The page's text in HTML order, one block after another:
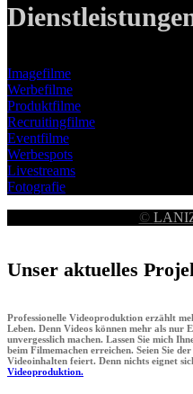
Imagefilme
Werbefilme
Produktfilme
Recruitingfilme
Eventfilme
Werbespots
Livestreams
Fotografie
©
Unser aktuelles
Professionelle Videoproduktion erzählt
Leben. Denn Videos können mehr als nur
unvergesslich machen. Lassen Sie mich
beim Filmemachen erreichen. Seien Sie
Videoinhalten feiert. Denn nichts eignet
Videoproduktion.